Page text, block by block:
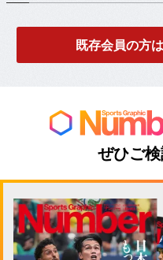
既存会員の方
ぜひご検